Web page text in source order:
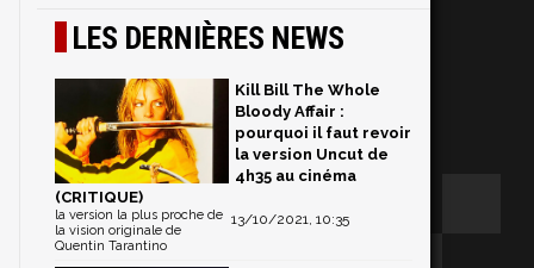
LES DERNIÈRES NEWS
Kill Bill The Whole
Bloody Affair :
pourquoi il faut revoir
la version Uncut de
4h35 au cinéma
(CRITIQUE)
13/10/2021, 10:35
la version la plus proche de
la vision originale de
Quentin Tarantino